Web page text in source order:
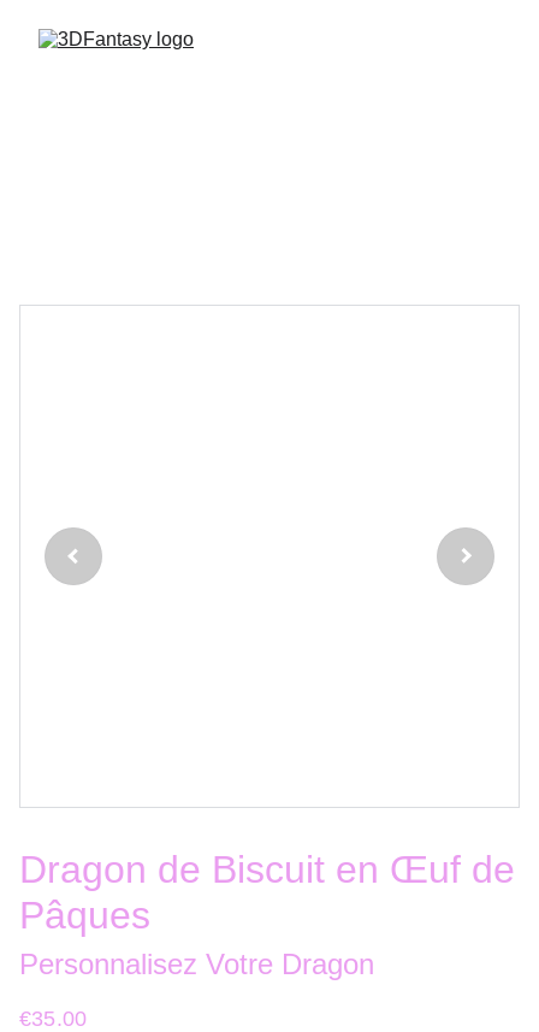
Dragon de Biscuit en Œuf de
Pâques
Personnalisez Votre Dragon
€35.00